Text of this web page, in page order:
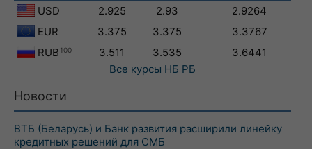
USD 2.925 2.93
2.9264
EUR
3.375 3.375
3.3767
RUB 100 3.511 3.535
3.6441
Все курсы НБ РБ
Новости
ВТБ (Беларусь) и Банк развития расширили линейку
кредитных решений для СМБ